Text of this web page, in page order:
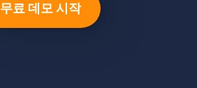
무료 데모 시작